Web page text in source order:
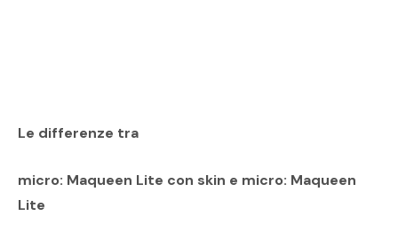
Le differenze tra
micro: Maqueen Lite con skin e micro: Maqueen
Lite